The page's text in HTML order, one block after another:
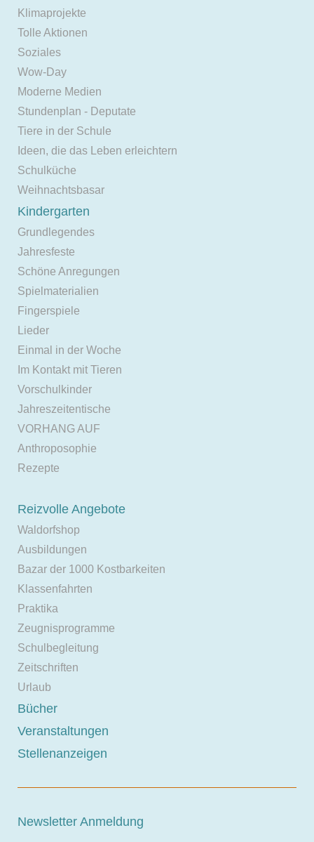
Klimaprojekte
Tolle Aktionen
Soziales
Wow-Day
Moderne Medien
Stundenplan - Deputate
Tiere in der Schule
Ideen, die das Leben erleichtern
Schulküche
Weihnachtsbasar
Kindergarten
Grundlegendes
Jahresfeste
Schöne Anregungen
Spielmaterialien
Fingerspiele
Lieder
Einmal in der Woche
Im Kontakt mit Tieren
Vorschulkinder
Jahreszeitentische
VORHANG AUF
Anthroposophie
Rezepte
Reizvolle Angebote
Waldorfshop
Ausbildungen
Bazar der 1000 Kostbarkeiten
Klassenfahrten
Praktika
Zeugnisprogramme
Schulbegleitung
Zeitschriften
Urlaub
Bücher
Veranstaltungen
Stellenanzeigen
Newsletter Anmeldung